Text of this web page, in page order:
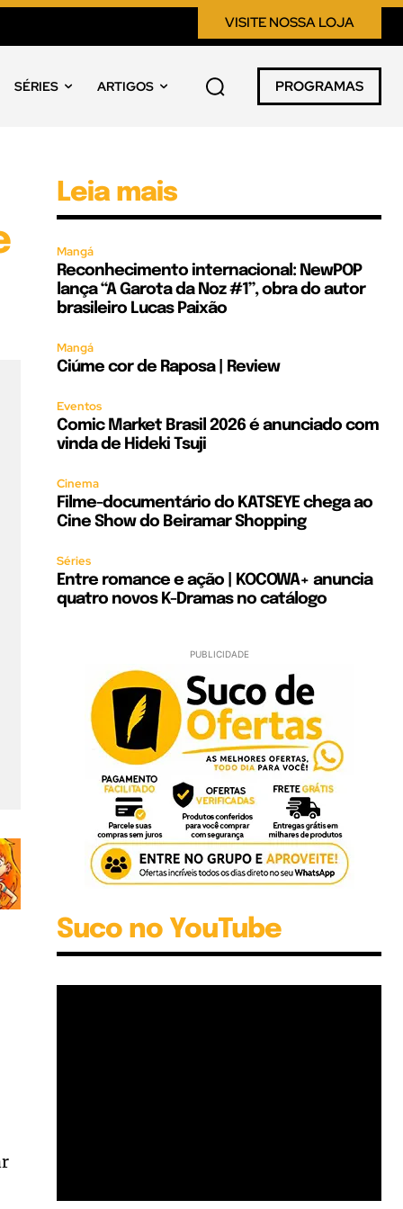
VISITE NOSSA LOJA
SÉRIES ARTIGOS PROGRAMAS
Leia mais
Mangá
Reconhecimento internacional: NewPOP
lança “A Garota da Noz #1”, obra do autor
brasileiro Lucas Paixão
Mangá
Ciúme cor de Raposa | Review
Eventos
Comic Market Brasil 2026 é anunciado com
vinda de Hideki Tsuji
Cinema
Filme-documentário do KATSEYE chega ao
Cine Show do Beiramar Shopping
Séries
Entre romance e ação | KOCOWA+ anuncia
quatro novos K-Dramas no catálogo
PUBLICIDADE
Suco no YouTube